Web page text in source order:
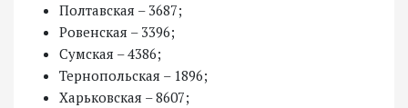
Полтавская – 3687;
Ровенская – 3396;
Сумская – 4386;
Тернопольская – 1896;
Харьковская – 8607;